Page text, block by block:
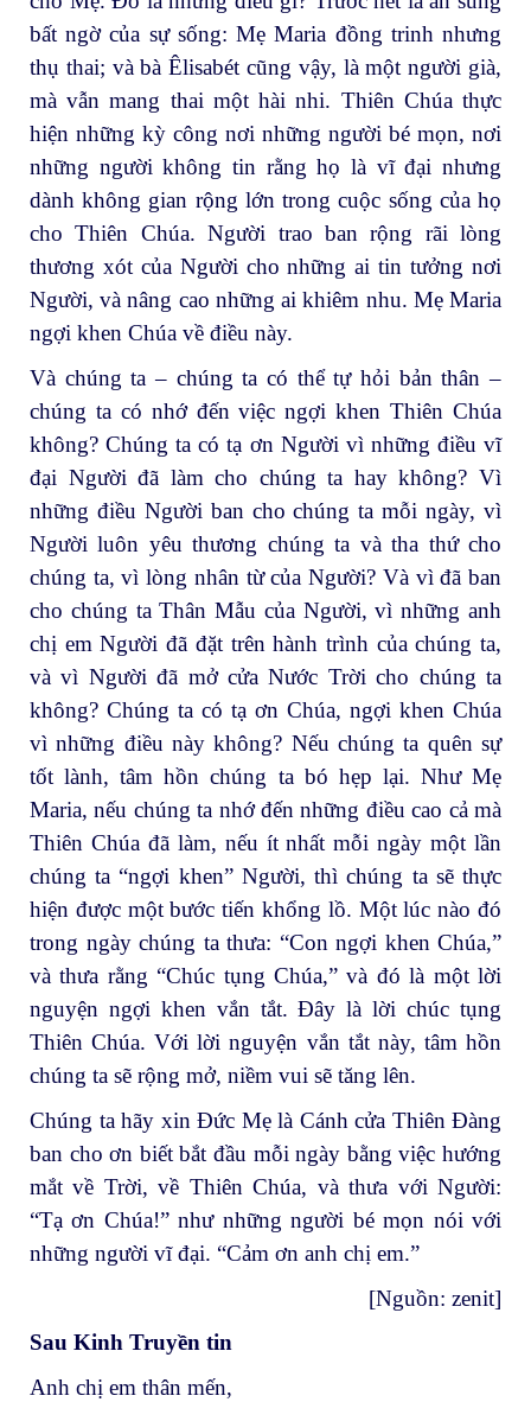
bất ngờ của sự sống: Mẹ Maria đồng trinh nhưng
thụ thai; và bà Êlisabét cũng vậy, là một người già,
mà vẫn mang thai một hài nhi. Thiên Chúa thực
hiện những kỳ công nơi những người bé mọn, nơi
những người không tin rằng họ là vĩ đại nhưng
dành không gian rộng lớn trong cuộc sống của họ
cho Thiên Chúa. Người trao ban rộng rãi lòng
thương xót của Người cho những ai tin tưởng nơi
Người, và nâng cao những ai khiêm nhu. Mẹ Maria
ngợi khen Chúa về điều này.
Và chúng ta – chúng ta có thể tự hỏi bản thân –
chúng ta có nhớ đến việc ngợi khen Thiên Chúa
không? Chúng ta có tạ ơn Người vì những điều vĩ
đại Người đã làm cho chúng ta hay không? Vì
những điều Người ban cho chúng ta mỗi ngày, vì
Người luôn yêu thương chúng ta và tha thứ cho
chúng ta, vì lòng nhân từ của Người? Và vì đã ban
cho chúng ta Thân Mẫu của Người, vì những anh
chị em Người đã đặt trên hành trình của chúng ta,
và vì Người đã mở cửa Nước Trời cho chúng ta
không? Chúng ta có tạ ơn Chúa, ngợi khen Chúa
vì những điều này không? Nếu chúng ta quên sự
tốt lành, tâm hồn chúng ta bó hẹp lại. Như Mẹ
Maria, nếu chúng ta nhớ đến những điều cao cả mà
Thiên Chúa đã làm, nếu ít nhất mỗi ngày một lần
chúng ta “ngợi khen” Người, thì chúng ta sẽ thực
hiện được một bước tiến khổng lồ. Một lúc nào đó
trong ngày chúng ta thưa: “Con ngợi khen Chúa,”
và thưa rằng “Chúc tụng Chúa,” và đó là một lời
nguyện ngợi khen vắn tắt. Đây là lời chúc tụng
Thiên Chúa. Với lời nguyện vắn tắt này, tâm hồn
chúng ta sẽ rộng mở, niềm vui sẽ tăng lên.
Chúng ta hãy xin Đức Mẹ là Cánh cửa Thiên Đàng
ban cho ơn biết bắt đầu mỗi ngày bằng việc hướng
mắt về Trời, về Thiên Chúa, và thưa với Người:
“Tạ ơn Chúa!” như những người bé mọn nói với
những người vĩ đại. “Cảm ơn anh chị em.”
[Nguồn: zenit]
Sau Kinh Truyền tin
Anh chị em thân mến,